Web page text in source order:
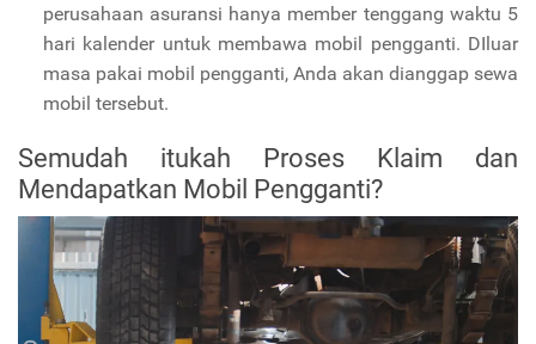
perusahaan asuransi hanya member tenggang waktu 5
hari kalender untuk membawa mobil pengganti. DIluar
masa pakai mobil pengganti, Anda akan dianggap sewa
mobil tersebut.
Semudah itukah Proses Klaim dan
Mendapatkan Mobil Pengganti?